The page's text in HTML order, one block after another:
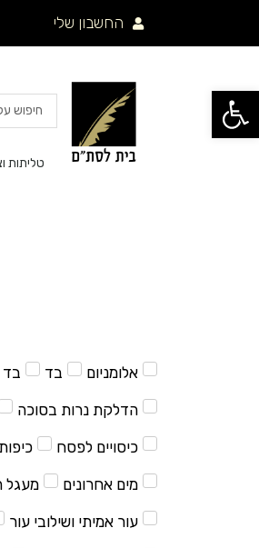
פתח סרגל נגישות
החשבון שלי
Search
...
טליתות
אלומניום בד בד
הדלקת נרות בסוכה
כיסויים לפסח כיפות
מים אחרונים מעגל
עור אמיתי ושילובי עור